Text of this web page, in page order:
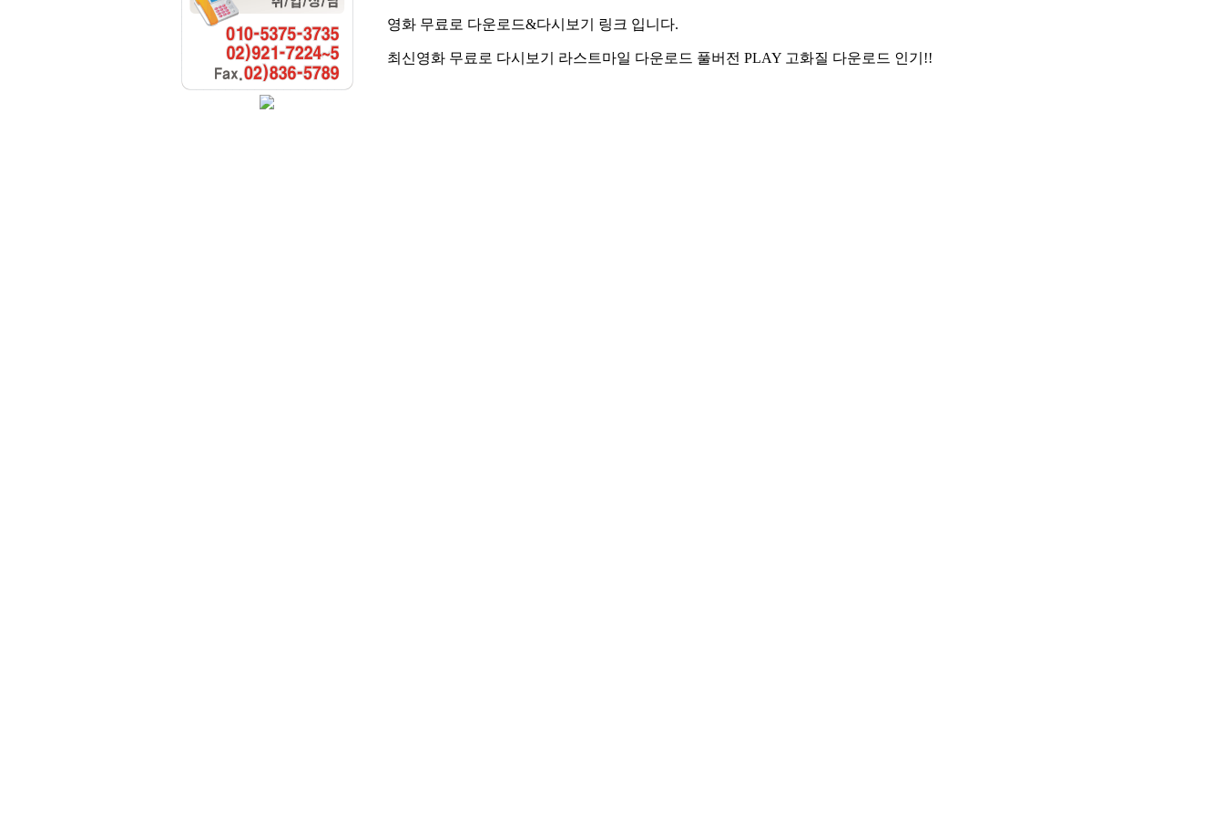
영화 무료로 다운로드&다시보기 링크 입니다.
최신영화 무료로 다시보기 라스트마일 다운로드 풀버전 PLAY 고화질 다운로드 인기!!